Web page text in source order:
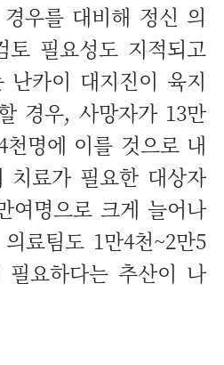
우를 대비해 정신 의
필요성도 지적되고
난카이 대지진이 육지
경우, 사망자가 13만
명에 이를 것으로 내
치료가 필요한 대상자
여명으로 크게 늘어나
료팀도 1만4천~2만5
요하다는 추산이 나